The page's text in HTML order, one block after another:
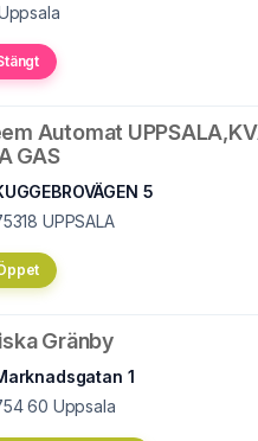
Automat
GAS
5
UPPSALA
Gränby
1
60 Uppsala